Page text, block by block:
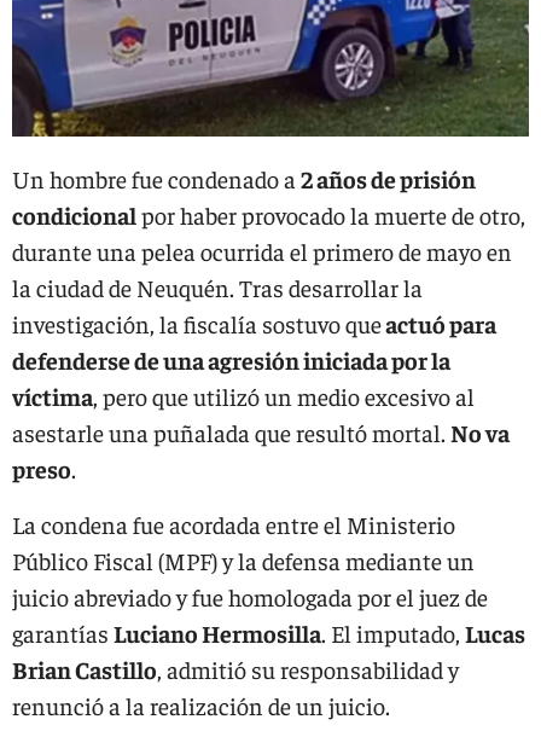
Un hombre fue condenado a 2 años de prisión
condicionalpor haber provocado la muerte de otro,
durante una pelea ocurrida el primero de mayo en
la ciudad de Neuquén. Tras desarrollar la
investigación, la fiscalía sostuvo queactuó para
defenderse de una agresión iniciada por la
víctima, pero que utilizó un medio excesivo al
asestarle una puñalada que resultó mortal. No va
preso.
La condena fue acordada entre el Ministerio
Público Fiscal (MPF) y la defensa mediante un
juicio abreviado y fue homologada por el juez de
garantías Luciano Hermosilla. El imputado, Lucas
Brian Castillo, admitió su responsabilidad y
renunció a la realización de un juicio.